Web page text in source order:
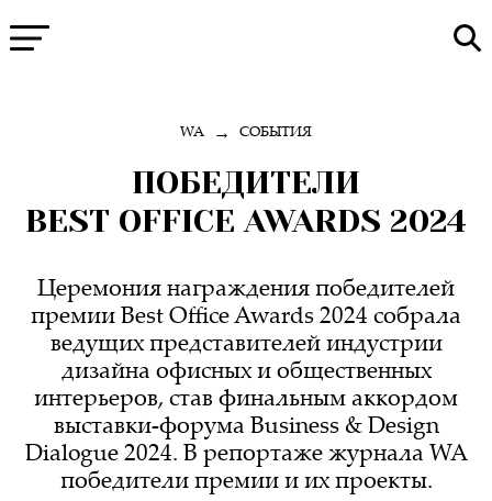
WA → СОБЫТИЯ
ПОБЕДИТЕЛИ
BEST OFFICE AWARDS 2024
Церемония награждения победителей
премии Best Office Awards 2024 собрала
ведущих представителей индустрии
дизайна офисных и общественных
интерьеров, став финальным аккордом
выставки-форума Business & Design
Dialogue 2024. В репортаже журнала WA
победители премии и их проекты.